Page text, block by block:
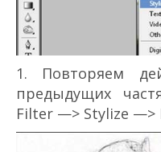
1. Повторяем
предыдущих
Filter —> Stylize —>